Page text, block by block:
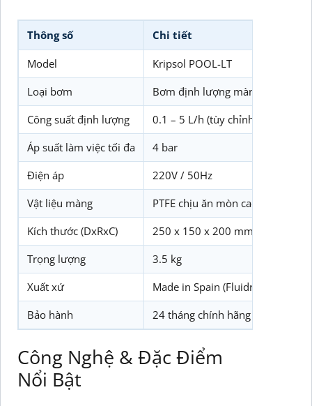
Thông số Chi tiết
Model Kripsol POOL-LT
Loại bơm Bơm định lượng màng
Công suất định lượng 0.1 – 5 L/h (tùy chỉnh)
Áp suất làm việc tối đa 4 bar
Điện áp 220V / 50Hz
Vật liệu màng PTFE chịu ăn mòn cao
Kích thước (DxRxC) 250 x 150 x 200 mm
Trọng lượng 3.5 kg
Xuất xứ Made in Spain (Fluidra Group)
Bảo hành 24 tháng chính hãng
Công Nghệ & Đặc Điểm
Nổi Bật